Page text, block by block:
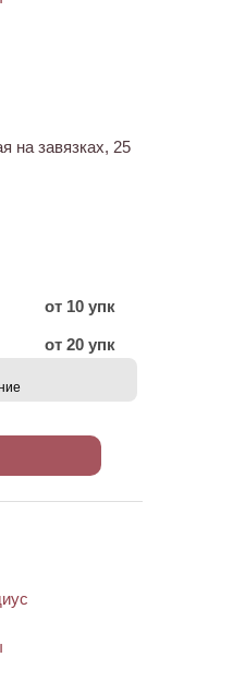
на завязках, 25
от 10 упк
от 20 упк